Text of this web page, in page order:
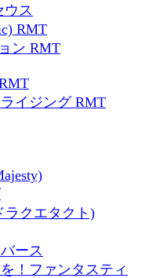
ウス
RMT
ン RMT
イジング RMT
ラクエタクト)
ース
！ファンタスティ